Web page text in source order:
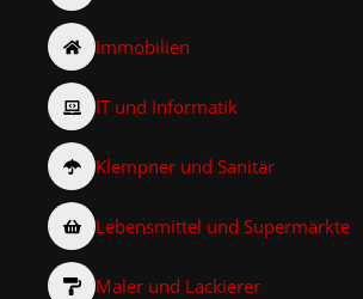
Immobilien
IT und Informatik
Klempner und Sanitär
Lebensmittel und Supermärkte
Maler und Lackierer